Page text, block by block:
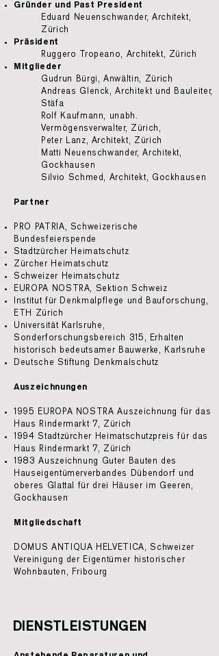
Gründer und Past President
Eduard Neuenschwander, Architekt,
Zürich
Präsident
Ruggero Tropeano, Architekt, Zürich
Mitglieder
Gudrun Bürgi, Anwältin, Zürich
Andreas Glenck, Architekt und Bauleiter,
Stäfa
Rolf Kaufmann, unabh.
Vermögensverwalter, Zürich,
Peter Lanz, Architekt, Zürich
Matti Neuenschwander, Architekt,
Gockhausen
Silvio Schmed, Architekt, Gockhausen
Partner
PRO PATRIA, Schweizerische
Bundesfeierspende
Stadtzürcher Heimatschutz
Zürcher Heimatschutz
Schweizer Heimatschutz
EUROPA NOSTRA, Sektion Schweiz
Institut für Denkmalpflege und Bauforschung ,
ETH Zürich
Universität Karlsruhe ,
Sonderforschungsbereich 315, Erhalten
historisch bedeutsamer Bauwerke, Karlsruhe
Deutsche Stiftung Denkmalschutz
Auszeichnungen
1995 EUROPA NOSTRA Auszeichnung für das
Haus Rindermarkt 7, Zürich
1994 Stadtzürcher Heimatschutzpreis für das
Haus Rindermarkt 7, Zürich
1983 Auszeichnung Guter Bauten des
Hauseigentümerverbandes Dübendorf und
oberes Glattal für drei Häuser im Geeren,
Gockhausen
Mitgliedschaft
DOMUS ANTIQUA HELVETICA, Schweizer
Vereinigung der Eigentümer historischer
Wohnbauten, Fribourg
DIENSTLEISTUNGEN